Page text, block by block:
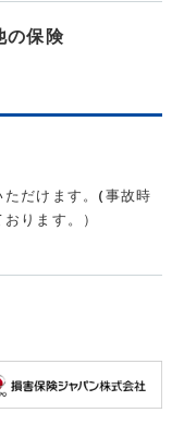
の保険
だけます。(事故時
ります。）